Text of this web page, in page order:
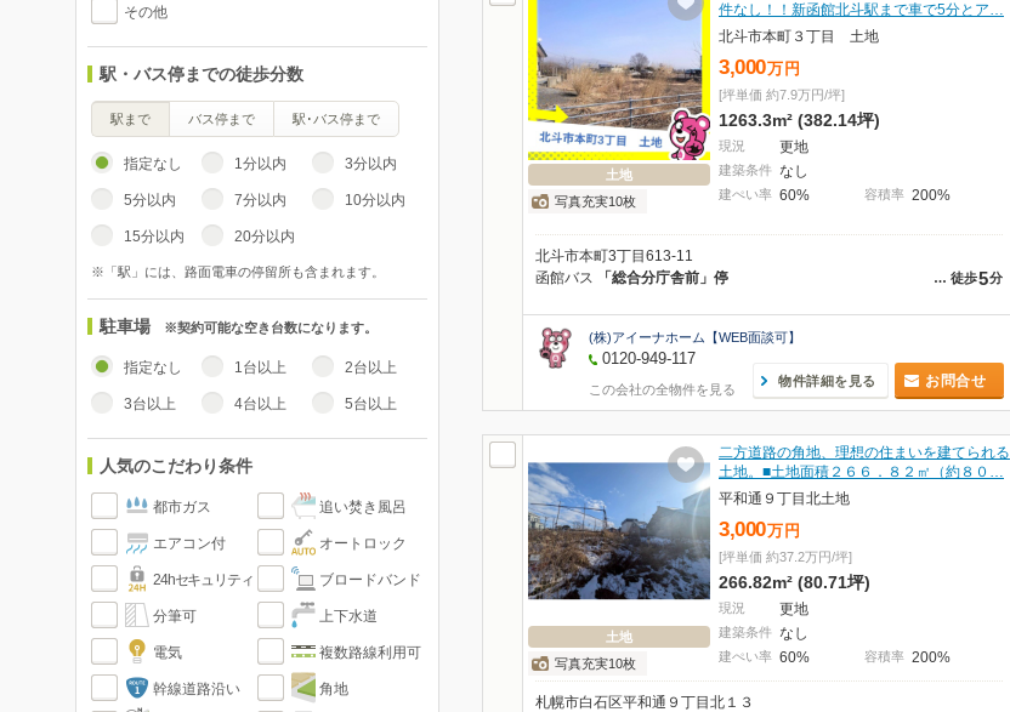
その他
駅・バス停までの徒歩分数
駅まで バス停まで 駅･バス停まで
指定なし 1分以内 3分以内
5分以内 7分以内 10分以内
15分以内 20分以内
※「駅」には、路面電車の停留所も含まれます。
駐車場 ※契約可能な空き台数になります。
指定なし 1台以上 2台以上
3台以上 4台以上 5台以上
人気のこだわり条件
都市ガス 追い焚き風呂
エアコン付 オートロック
24hセキュリティ ブロードバンド
分筆可 上下水道
電気 複数路線利用可
幹線道路沿い 角地
土地
写真充実10枚
件なし！！新函館北斗駅まで車で5分とア…
北斗市本町３丁目 土地
3,000万 円
[坪単価 約7.9万円/坪]
1263.3m² (382.14坪)
現況 更地
建築条件 なし
建ぺい率 60% 容積率 200%
北斗市本町3丁目613-11
… 徒歩5分
函館バス 「総合分庁舎前」停
(株)アイーナホーム【WEB面談可】
0120-949-117
この会社の全物件を見る
物件詳細を見る お問合せ
土地
写真充実10枚
二方道路の角地、理想の住まいを建てられる
土地。■土地面積２６６．８２㎡（約８０…
平和通９丁目北土地
3,000万 円
[坪単価 約37.2万円/坪]
266.82m² (80.71坪)
現況 更地
建築条件 なし
建ぺい率 60% 容積率 200%
札幌市白石区平和通９丁目北１３